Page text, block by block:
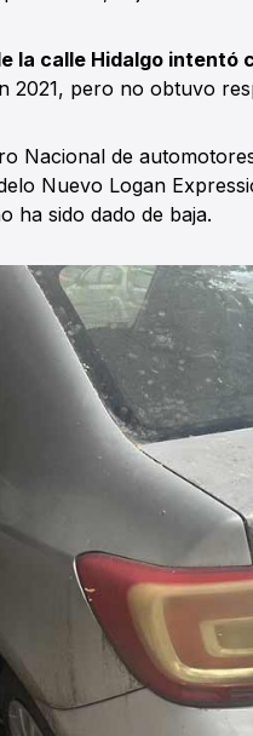
la calle Hidalgo intentó
2021, pero no obtuvo
Nacional de
Nuevo Logan
ha sido dado de baja.